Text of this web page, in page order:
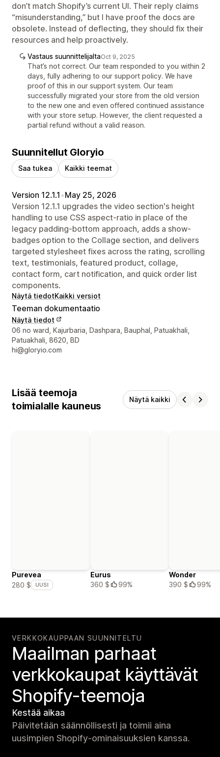
don’t match Shopify’s current UI. Their reply claims
“misunderstanding,” but I have proof the docs are
obsolete. Instead of deflecting, they should fix their
resources and help proactively.
Vastaus suunnittelijaltaOct 9, 2025
That’s not correct. Our team responded to you within 2
days, fully adhering to our support policy. We have
proof of this in our support system. Our team
successfully migrated your store from the old version
to the new one and even offered continued assistance
with your store setup. However, the client requested a
partial refund without a valid reason.
Suunnitellut Gloryio
Saa tukea Kaikki teemat
Version 12.1.1 •May 25, 2026
Version 12.1.1 upgrades the video section's height
handling to use CSS aspect-ratio in place of the
legacy padding-bottom approach, adds a show-
badges option to the Collage section, and delivers
targeted stylesheet fixes across the rating, scrolling
text, testimonials, featured product, collage,
contact form, cart notification, and quick order list
components.
Näytä tiedotKaikki versiot
Teeman dokumentaatio
Näytä tiedot
Suunnittelijan yhteystiedot
06 no ward, Kajurbaria, Dashpara, Bauphal, Patuakhali,
Patuakhali, 8620, BD
hi@gloryio.com
Lisää teemoja
toimialalle kauneus
Näytä kaikki
Purevea
280 $
UUSI
Eurus
360 $
99%
Wonder
390 $
99%
VERKKOKAUPPAAN SUUNNITELTU
Maailman parhaat
verkko­kaupat käyttävät
Shopify-teemoja
Kestää aikaa
Päivitetään säännöllisesti ja toimii aina
uusimpien Shopify-ominaisuuksien kanssa.